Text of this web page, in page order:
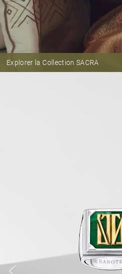
Explorer la Collection SACRA